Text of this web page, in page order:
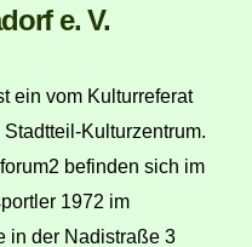
e. V.
ein vom Kulturreferat
Kulturzentrum.
befinden sich im
1972 im
in der Nadistraße 3